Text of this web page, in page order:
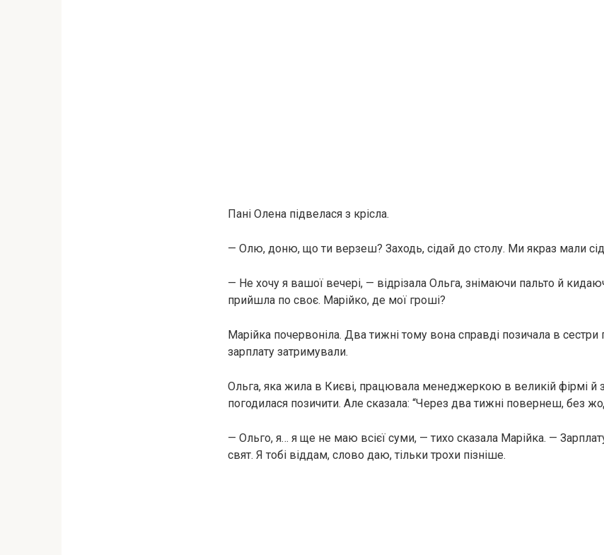
Пані Олена підвелася з крісла.
— Олю, доню, що ти верзеш? Заходь, сідай до столу. Ми якраз мали
— Не хочу я вашої вечері, — відрізала Ольга, знімаючи пальто й
прийшла по своє. Марійко, де мої гроші?
Марійка почервоніла. Два тижні тому вона справді позичала в сестри
зарплату затримували.
Ольга, яка жила в Києві, працювала менеджеркою в великій фірмі й
погодилася позичити. Але сказала: “Через два тижні повернеш, без
— Ольго, я… я ще не маю всієї суми, — тихо сказала Марійка. —
свят. Я тобі віддам, слово даю, тільки трохи пізніше.